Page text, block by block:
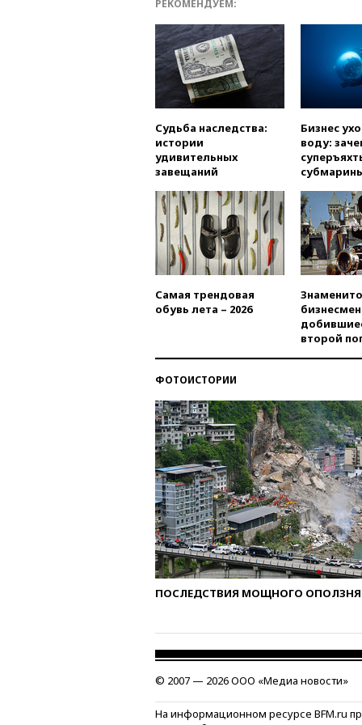
РЕКОМЕНДУЕМ:
Судьба наследства:
истории
удивительных
завещаний
Бизнес
воду:
Самая трендовая
обувь лета – 2026
второй
ФОТОИСТОРИИ
ПОСЛЕДСТВИЯ МОЩНОГО ОПОЛЗНЯ
© 2007 — 2026 ООО «Медиа новости»
На информационном ресурсе BFM.ru